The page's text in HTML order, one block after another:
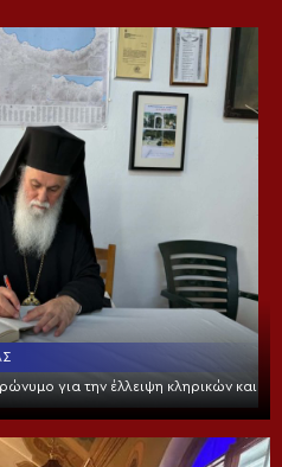
για την έλλειψη κληρικών και